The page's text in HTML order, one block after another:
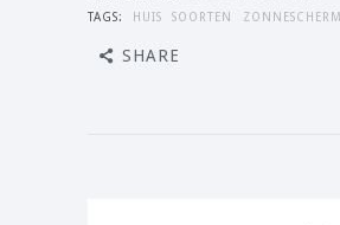
TAGS:
HUIS SOORTEN
SHARE